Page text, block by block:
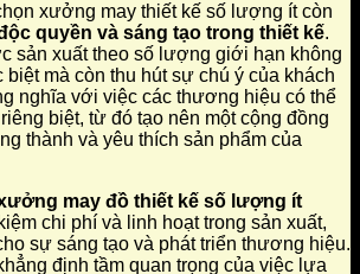
xưởng may thiết kế số lượng ít còn
quyền và sáng tạo trong thiết kế.
sản xuất theo số lượng giới hạn không
mà còn thu hút sự chú ý của khách
nghĩa với việc các thương hiệu có thể
biệt, từ đó tạo nên một cộng đồng
thành và yêu thích sản phẩm của
may đồ thiết kế số lượng ít
chi phí và linh hoạt trong sản xuất,
sự sáng tạo và phát triển thương hiệu.
định tầm quan trọng của việc lựa